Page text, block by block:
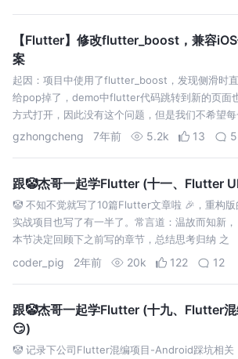
【Flutter】修改flutter_boost，兼容
案
起因：项目中使用了flutter_boost，发现侧滑时
给pop掉了，demo中flutter代码跳转到新的页面
方式打开，因此没有这个问题，但是我们不希望
openPage方式打开（一是每次都新…
gzhongcheng 7年前 5.2k 13 5
跟🤡杰哥一起学Flutter (十一、Flutter
🤡 不知不觉就写了10篇Flutter文章啦 🎉，重构版
实战项目也写了有一半了。常言道：温故而知新，
本节决定回顾下之前写的章节，总结思考归纳 之
余，做一些 延展学习，以便对Flutter这套 U
coder_pig 2年前 20k 122 12
跟🤡杰哥一起学Flutter (十九、Flutter
😏)
🤡 记录下公司Flutter混编项目-Android踩坑相关